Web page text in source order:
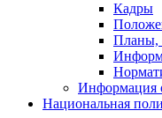
Кадры
Планы,
Информация
Национальная